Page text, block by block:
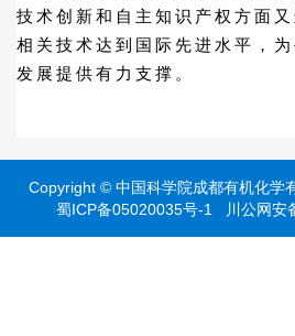
技术创新和自主知识产权方面
相关技术达到国际先进水平，
发展提供有力支撑。
Copyright © 中国科学院成都有机化学
蜀ICP备05020035号-1
川公网安